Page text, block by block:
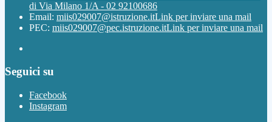
di Via Milano 1/A - 02 92100686
Email: miis029007@istruzione.itLink per inviare una mail
PEC: miis029007@pec.istruzione.itLink per inviare una mail
Seguici su
Facebook
Instagram